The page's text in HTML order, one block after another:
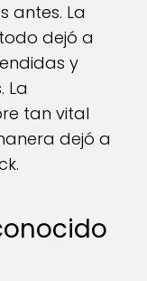
antes. La
dejó a
y
La
tan vital
dejó a